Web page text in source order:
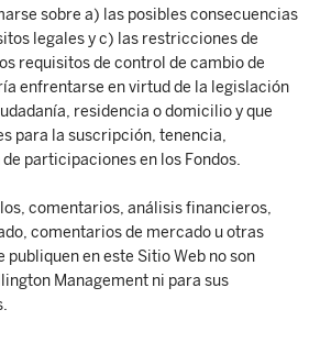
sobre a) las posibles consecuencias
legales y c) las restricciones de
requisitos de control de cambio de
enfrentarse en virtud de la legislación
residencia o domicilio y que
para la suscripción, tenencia,
participaciones en los Fondos.
comentarios, análisis financieros,
comentarios de mercado u otras
publiquen en este Sitio Web no son
Management ni para sus